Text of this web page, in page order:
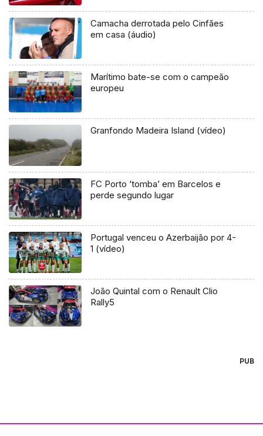
Camacha derrotada pelo Cinfães
em casa (áudio)
Marítimo bate-se com o campeão
europeu
Granfondo Madeira Island (vídeo)
FC Porto ‘tomba’ em Barcelos e
perde segundo lugar
Portugal venceu o Azerbaijão por 4-
1 (vídeo)
João Quintal com o Renault Clio
Rally5
PUB